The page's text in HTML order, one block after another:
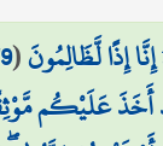
إِذًا لَّظَالِمُونَ(
أَخَذَ عَلَيْكُم